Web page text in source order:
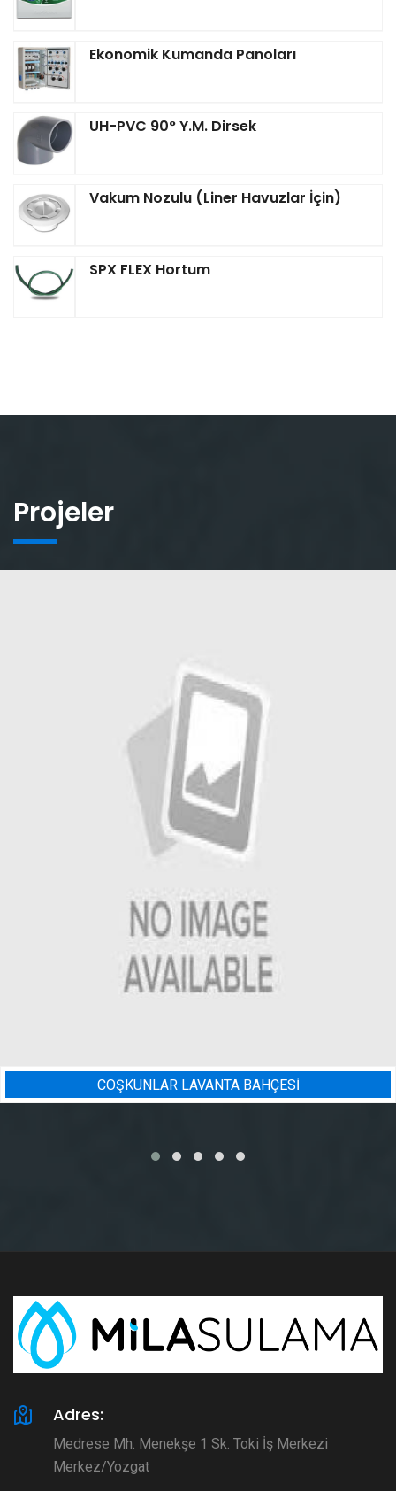
Ekonomik Kumanda Panoları
UH-PVC 90° Y.M. Dirsek
Vakum Nozulu (Liner Havuzlar İçin)
SPX FLEX Hortum
Projeler
BADEM
Adres:
Medrese Mh. Menekşe 1 Sk. Toki İş Merkezi
Merkez/Yozgat